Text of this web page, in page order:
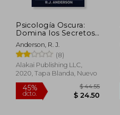
Psicología Oscura:
Domina los Secretos
Avanzados de: La
Guerrilla Psicológica,
Persuasión, pnl
Oscura, Control
Mental, Terapia
Manipulación y
Psicología Humana
Anderson, R. J.
(8)
Alakai Publishing LLC,
2020, Tapa Blanda, Nuevo